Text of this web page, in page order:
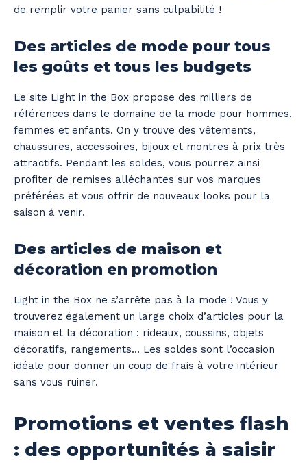
de remplir votre panier sans culpabilité !
Des articles de mode pour tous
les goûts et tous les budgets
Le site Light in the Box propose des milliers de
références dans le domaine de la mode pour hommes,
femmes et enfants. On y trouve des vêtements,
chaussures, accessoires, bijoux et montres à prix très
attractifs. Pendant les soldes, vous pourrez ainsi
profiter de remises alléchantes sur vos marques
préférées et vous offrir de nouveaux looks pour la
saison à venir.
Des articles de maison et
décoration en promotion
Light in the Box ne s’arrête pas à la mode ! Vous y
trouverez également un large choix d’articles pour la
maison et la décoration : rideaux, coussins, objets
décoratifs, rangements… Les soldes sont l’occasion
idéale pour donner un coup de frais à votre intérieur
sans vous ruiner.
Promotions et ventes flash
: des opportunités à saisir